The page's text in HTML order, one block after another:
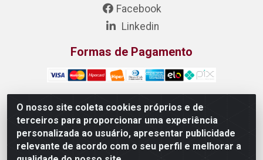
O nosso site coleta cookies próprios e de
terceiros para proporcionar uma experiência
personalizada ao usuário, apresentar publicidade
relevante de acordo com o seu perfil e melhorar a
Facebook
Linkedin
Formas de Pagamento
DONIZETE DISTRIBUIDORA DE ALIMENTOS S/A - Rua
Raimundo Matias, 377 - Pedras, Itaitinga/CE - CEP
61.887-880 - CNPJ 23.577.851/0001-05